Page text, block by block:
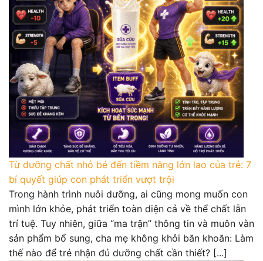
Từ dưỡng chất nhỏ bé đến tiềm năng lớn lao của trẻ: 7
bí quyết giúp con phát triển vượt trội
Trong hành trình nuôi dưỡng, ai cũng mong muốn con
mình lớn khỏe, phát triển toàn diện cả về thể chất lẫn
trí tuệ. Tuy nhiên, giữa “ma trận” thông tin và muôn vàn
sản phẩm bổ sung, cha mẹ không khỏi băn khoăn: Làm
thế nào để trẻ nhận đủ dưỡng chất cần thiết? [...]